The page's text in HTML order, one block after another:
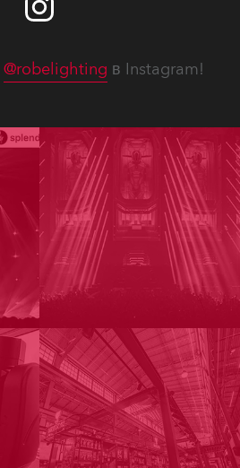
@robelighting в Instagram!